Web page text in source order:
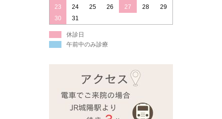
23
24 25 26 27 28
29
30
31
休診日
午前中のみ診療